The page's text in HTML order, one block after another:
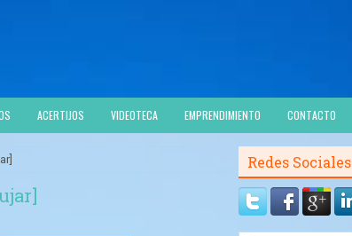
ACERTIJOS VIDEOTECA EMPRENDIMIENTO CONTACTO
Redes Sociales